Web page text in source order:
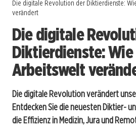
Die digitale Revolution der Diktierdienste:
verändert
Die digitale
Diktierdienste: Wie
Arbeitswelt
Die digitale Revolution verändert
Entdecken Sie die neuesten Diktier-
die Effizienz in Medizin, Jura und